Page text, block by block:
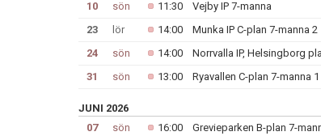
10
sön 11:30 Vejby IP 7-manna
23
lör 14:00 Munka IP C-plan 7-manna 2
24
sön 14:00 Norrvalla IP, Helsingborg
31
sön 13:00 Ryavallen C-plan 7-manna 1
JUNI 2026
07
sön 16:00 Grevieparken B-plan 7-